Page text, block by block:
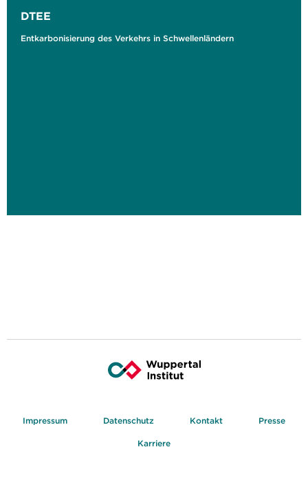
DTEE
Entkarbonisierung des Verkehrs in Schwellenländern
Impressum Datenschutz Kontakt Presse
Karriere